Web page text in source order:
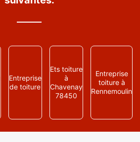
Entreprise
de toiture
Ets toiture
à
Chavenay
78450
Entreprise
toiture à
Rennemoulin